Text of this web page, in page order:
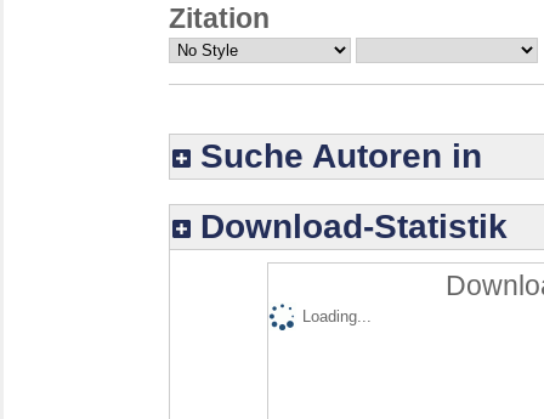
Zitation
Suche Autoren in
Download-Statistik
Loading...